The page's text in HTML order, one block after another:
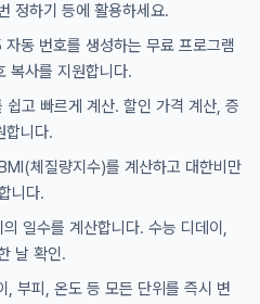
정하기 등에 활용하세요.
동 번호를 생성하는 무료 프로그램
복사를 지원합니다.
고 빠르게 계산. 할인 가격 계산, 증
합니다.
체질량지수)를 계산하고 대한비만
니다.
일수를 계산합니다. 수능 디데이,
날 확인.
, 부피, 온도 등 모든 단위를 즉시 변